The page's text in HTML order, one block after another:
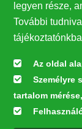
Hírlevél
Értesüljön
Feliratkozás
legyen része,
További
Az oldal
Személyre
tartalom